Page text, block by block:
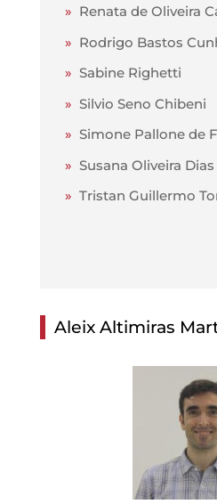
» Renata de Oliveira
» Rodrigo Bastos
» Sabine Righetti
» Silvio Seno Chibeni
» Simone Pallone de
» Susana Oliveira Dias
» Tristan Guillermo
Aleix Altimiras